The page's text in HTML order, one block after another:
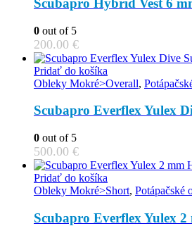
product
variants.
be
chosen
on
product
Scubapro Hybrid Vest 6
0 out of 5
200.00 €
Pridať do košíka
Obleky Mokré>Overall,
Scubapro Everflex Yulex
0 out of 5
500.00 €
Pridať do košíka
Obleky Mokré>Short, Potápačské
Scubapro Everflex Yulex 2